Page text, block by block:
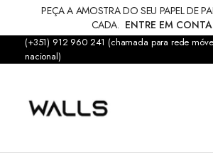
PEÇA A AMOSTRA DO SEU PAPEL DE
CADA. ENTRE EM
(+351) 912 960 241 (chamada para rede
nacional)
Papel de Parede